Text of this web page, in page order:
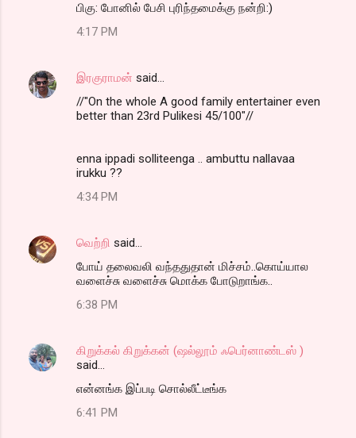
பிகு: போனில் பேசி புரிந்தமைக்கு நன்றி:)
4:17 PM
இரகுராமன் said…
//"On the whole A good family entertainer even
better than 23rd Pulikesi 45/100"//
enna ippadi solliteenga .. ambuttu nallavaa
irukku ??
4:34 PM
வெற்றி said…
போய் தலைவலி வந்ததுதான் மிச்சம்..கொய்யால
வளைச்சு வளைச்சு மொக்க போடுறாங்க..
6:38 PM
கிறுக்கல் கிறுக்கன் (ஷல்லூம் ஃபெர்னாண்டஸ் )
said…
என்னங்க இப்படி சொல்லீட்டீங்க
6:41 PM